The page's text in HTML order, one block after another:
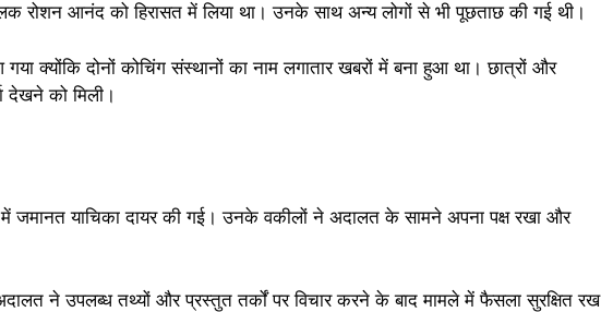
रोशन आनंद को हिरासत में लिया था। उनके साथ अन्य लोगों से भी पूछताछ की गई थी।
क्योंकि दोनों कोचिंग संस्थानों का नाम लगातार खबरों में बना हुआ था। छात्रों और
देखने को मिली।
जमानत याचिका दायर की गई। उनके वकीलों ने अदालत के सामने अपना पक्ष रखा और
ने उपलब्ध तथ्यों और प्रस्तुत तर्कों पर विचार करने के बाद मामले में फैसला सुरक्षित रख